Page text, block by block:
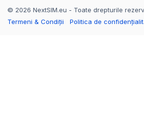
© 2026 NextSIM.eu - Toate drepturile
Termeni & Condiții
Politica de